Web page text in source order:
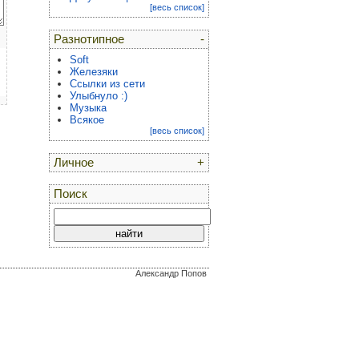
[весь список]
-
Разнотипное
Soft
Железяки
Ссылки из сети
Улыбнуло :)
Музыка
Всякое
[весь список]
+
Личное
Поиск
Александр Попов